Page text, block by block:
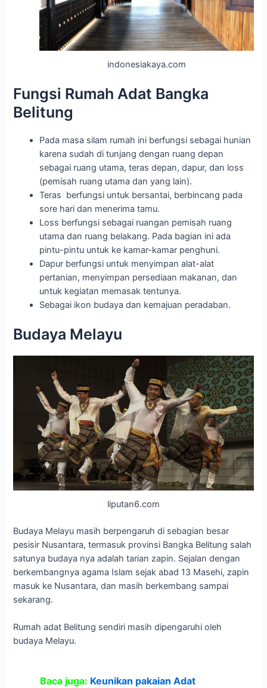
indonesiakaya.com
Fungsi Rumah Adat Bangka
Belitung
Pada masa silam rumah ini berfungsi sebagai hunian
karena sudah di tunjang dengan ruang depan
sebagai ruang utama, teras depan, dapur, dan loss
(pemisah ruang utama dan yang lain).
Teras berfungsi untuk bersantai, berbincang pada
sore hari dan menerima tamu.
Loss berfungsi sebagai ruangan pemisah ruang
utama dan ruang belakang. Pada bagian ini ada
pintu-pintu untuk ke kamar-kamar penghuni.
Dapur berfungsi untuk menyimpan alat-alat
pertanian, menyimpan persediaan makanan, dan
untuk kegiatan memasak tentunya.
Sebagai ikon budaya dan kemajuan peradaban.
Budaya Melayu
liputan6.com
Budaya Melayu masih berpengaruh di sebagian besar
pesisir Nusantara, termasuk provinsi Bangka Belitung salah
satunya budaya nya adalah tarian zapin. Sejalan dengan
berkembangnya agama Islam sejak abad 13 Masehi, zapin
masuk ke Nusantara, dan masih berkembang sampai
sekarang.
Rumah adat Belitung sendiri masih dipengaruhi oleh
budaya Melayu.
Baca juga: Keunikan pakaian Adat